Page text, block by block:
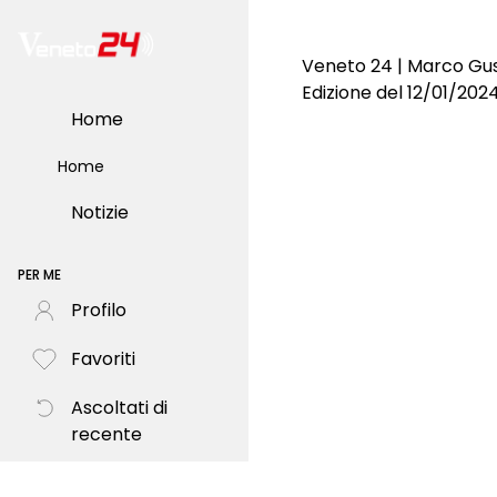
Home
Home
Notizie
PER ME
Profilo
Favoriti
Ascoltati di
recente
Veneto 24 | Marco
Edizione del 12/01/